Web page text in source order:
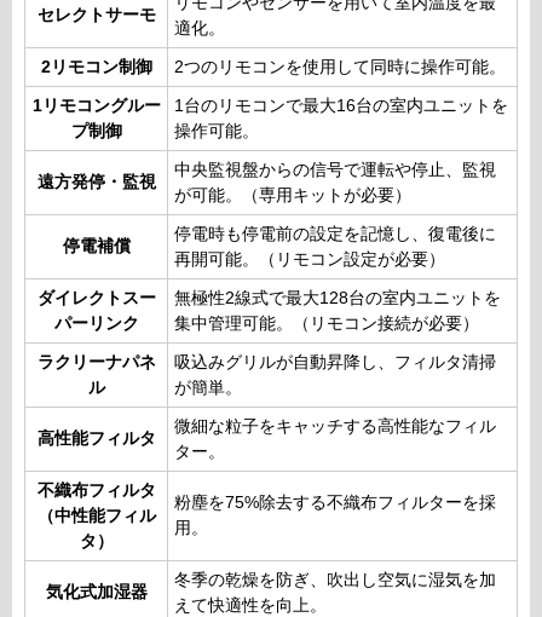
セレクトサーモ
適化。
2リモコン制御 2つのリモコンを使用して同時に操作可能。
1リモコングルー
プ制御
1台のリモコンで最大16台の室内ユニットを
操作可能。
遠方発停・監視
中央監視盤からの信号で運転や停止、監視
が可能。（専用キットが必要）
停電補償
停電時も停電前の設定を記憶し、復電後に
再開可能。（リモコン設定が必要）
ダイレクトスー
パーリンク
無極性2線式で最大128台の室内ユニットを
集中管理可能。（リモコン接続が必要）
ラクリーナパネ
ル
吸込みグリルが自動昇降し、フィルタ清掃
が簡単。
高性能フィルタ
微細な粒子をキャッチする高性能なフィル
ター。
不織布フィルタ
（中性能フィル
タ）
粉塵を75%除去する不織布フィルターを採
用。
気化式加湿器
冬季の乾燥を防ぎ、吹出し空気に湿気を加
えて快適性を向上。